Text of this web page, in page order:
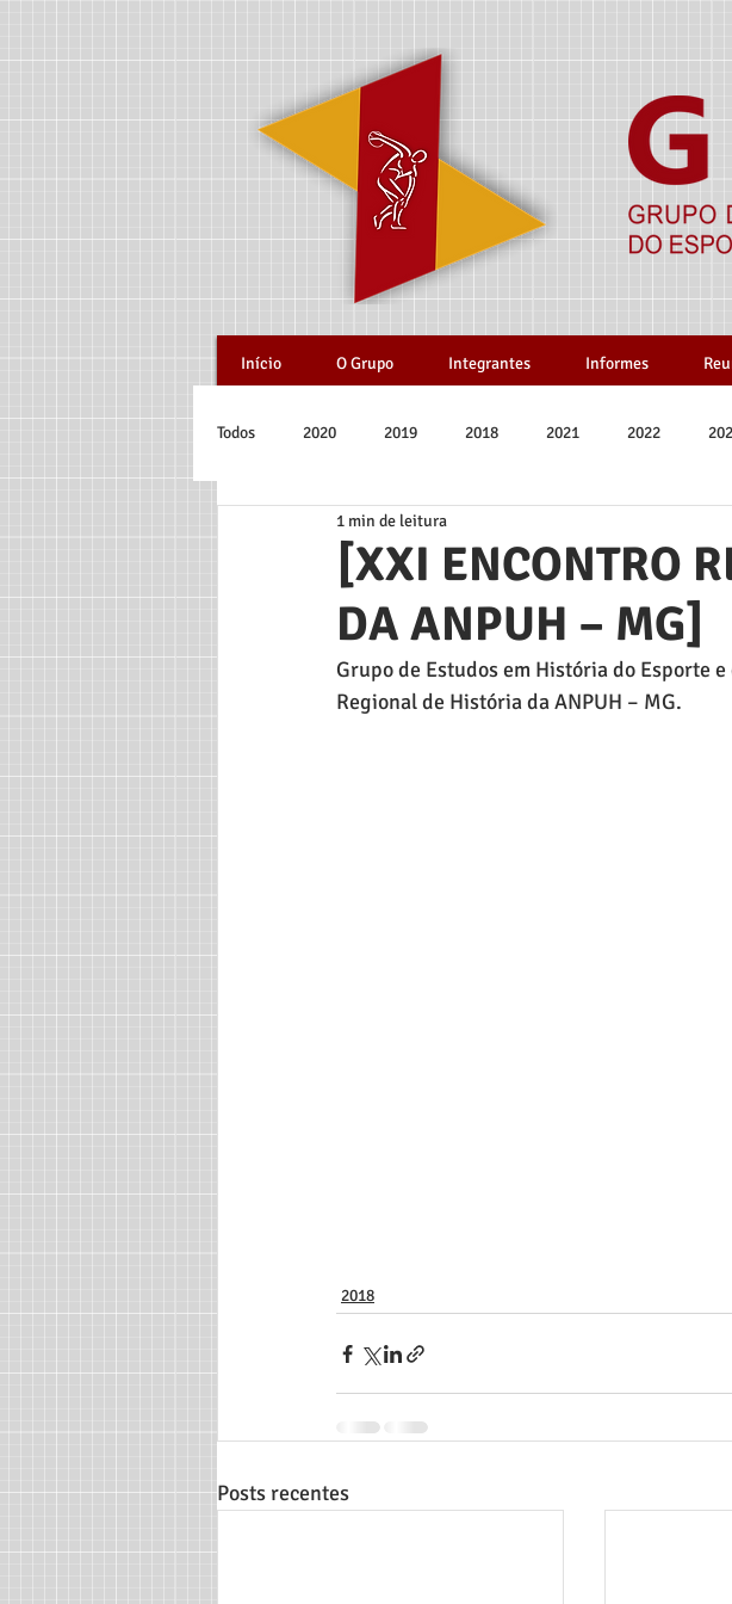
Início O Grupo Integrantes Informes
Todos 2020 2019 2018 2021 2022
[XXI ENCONTRO
DA ANPUH – MG]
1 min de leitura
Grupo de Estudos em História do Esporte
Regional de História da ANPUH – MG.
2018
Posts recentes